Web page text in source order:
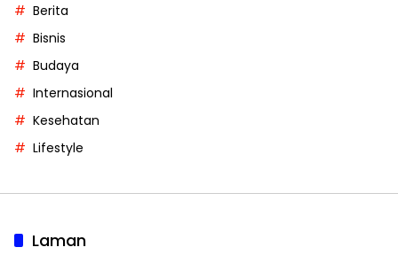
Berita
Bisnis
Budaya
Internasional
Kesehatan
Lifestyle
Laman